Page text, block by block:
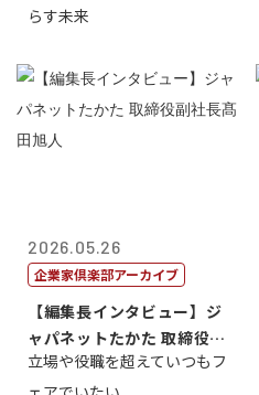
らす未来
2026.05.26
企業家倶楽部アーカイブ
【編集長インタビュー】ジ
ャパネットたかた 取締役副
社長髙田旭...
立場や役職を超えていつもフ